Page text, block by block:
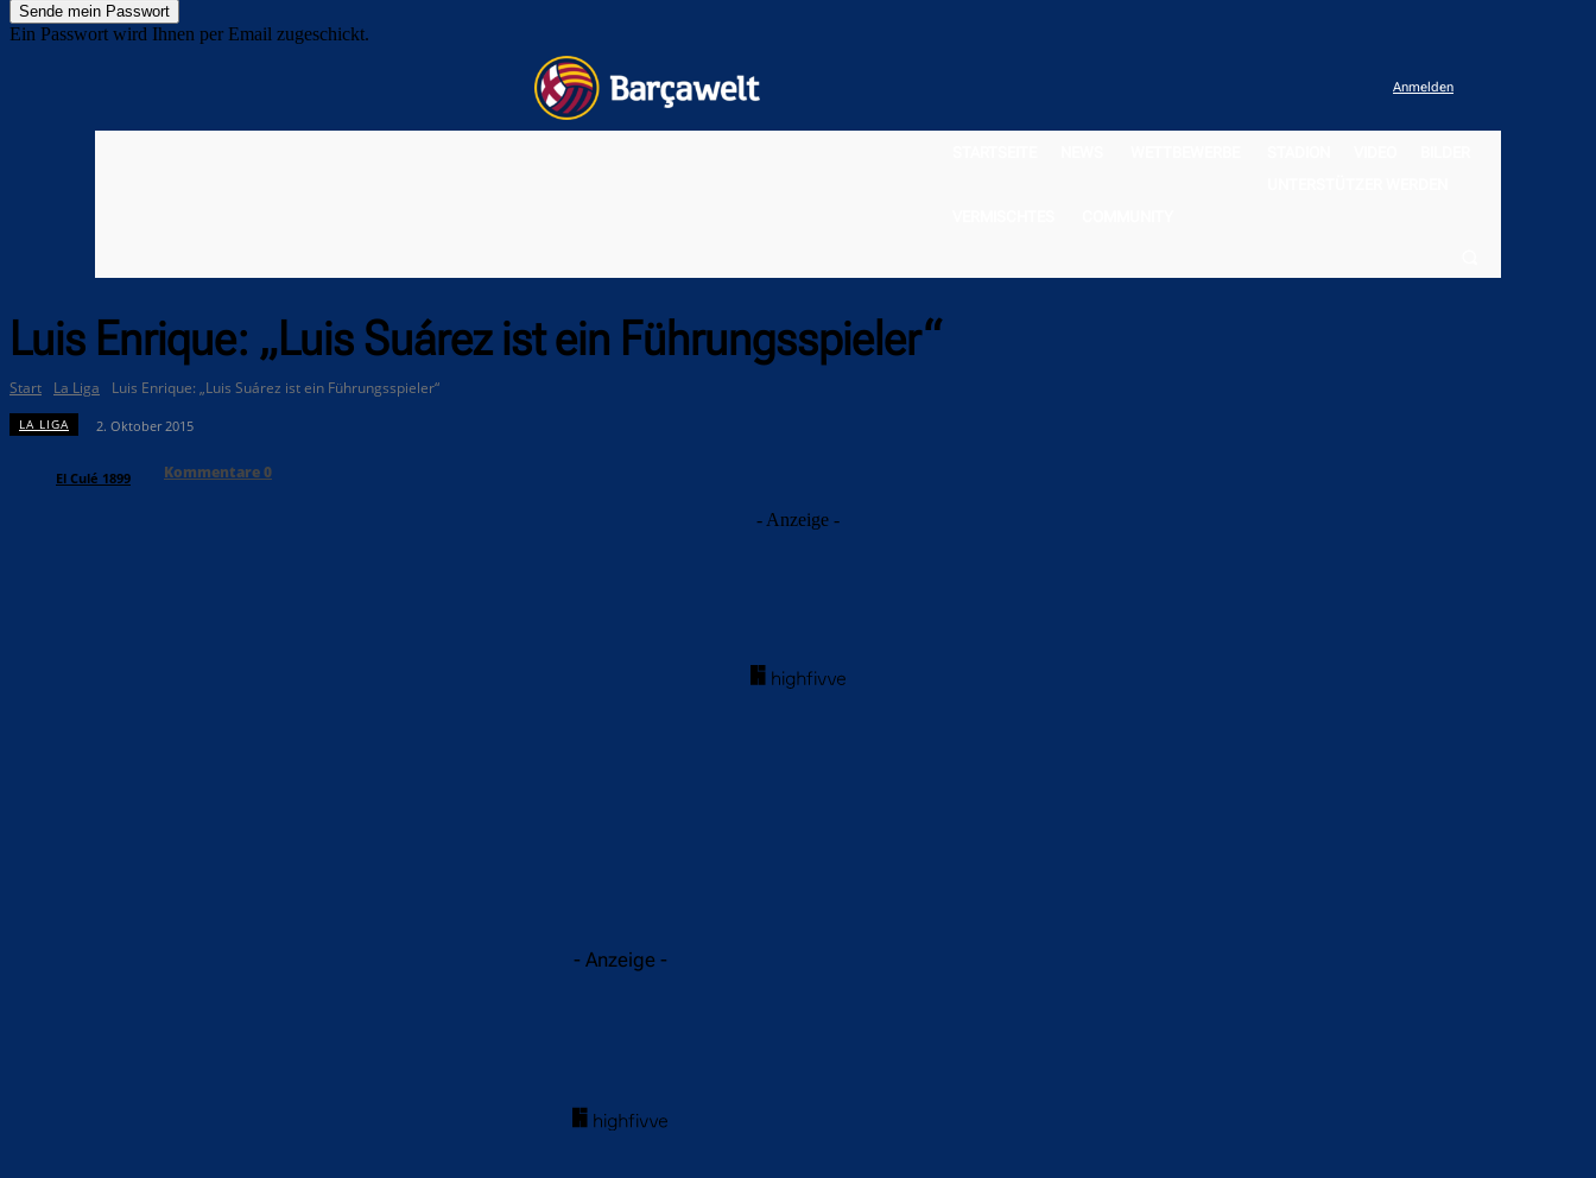
Ein Passwort wird Ihnen per Email zugeschickt.
Anmelden
Luis Enrique: „Luis Suárez ist ein Führungsspieler“
Start La Liga Luis Enrique: „Luis Suárez ist ein Führungsspieler“
LA LIGA 2. Oktober 2015
El Culé 1899 Kommentare0
- Anzeige -
- Anzeige -